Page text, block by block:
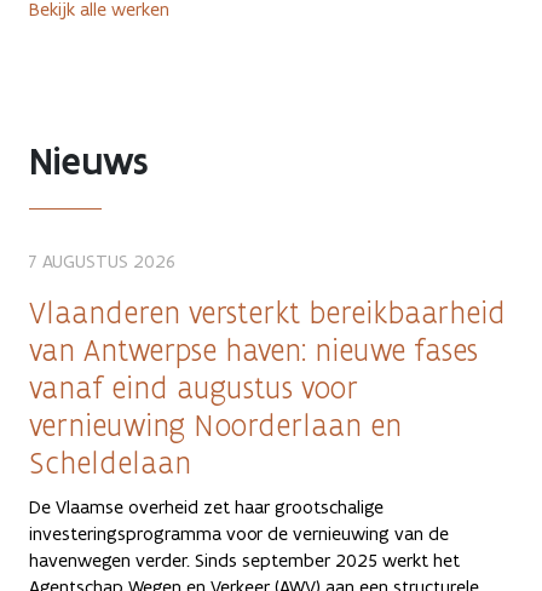
Bekijk alle werken
Nieuws
7 AUGUSTUS 2026
Vlaanderen versterkt bereikbaarheid
van Antwerpse haven: nieuwe fases
vanaf eind augustus voor
vernieuwing Noorderlaan en
Scheldelaan
De Vlaamse overheid zet haar grootschalige
investeringsprogramma voor de vernieuwing van de
havenwegen verder. Sinds september 2025 werkt het